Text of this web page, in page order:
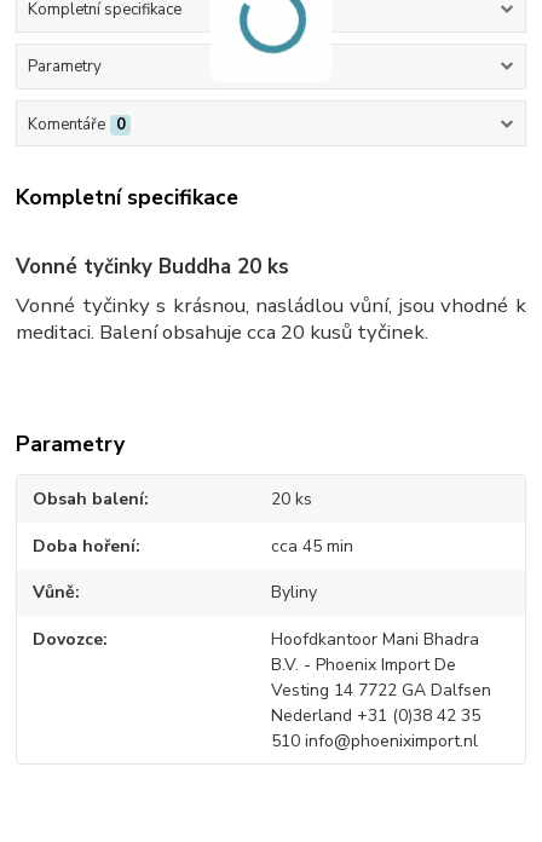
Kompletní specifikace
Parametry
Komentáře 0
Kompletní specifikace
Vonné tyčinky Buddha 20 ks
Vonné tyčinky s krásnou, nasládlou vůní, jsou vhodné k
meditaci. Balení obsahuje cca 20 kusů tyčinek.
Parametry
Obsah balení 20 ks
Doba hoření cca 45 min
Vůně Byliny
Dovozce
Hoofdkantoor Mani Bhadra
B.V. - Phoenix Import De
Vesting 14 7722 GA Dalfsen
Nederland +31 (0)38 42 35
510 info@phoeniximport.nl